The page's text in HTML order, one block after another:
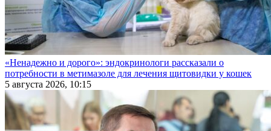
«Ненадежно и дорого»: эндокринологи рассказали о
потребности в метимазоле для лечения щитовидки у кошек
5 августа 2026, 10:15